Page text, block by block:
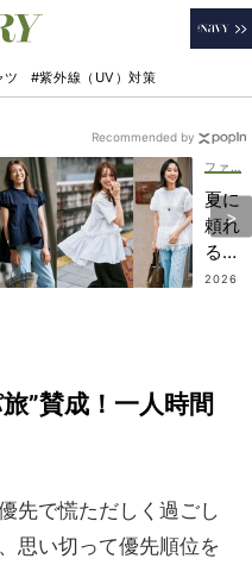
ツ #紫外線（UV）対策
夏に
頼れ
る
【キ
選】
なオ
シャ
2026
Recommended by
”賛成！一人時間
先で慌ただしく過ごし
思い切って優先順位を